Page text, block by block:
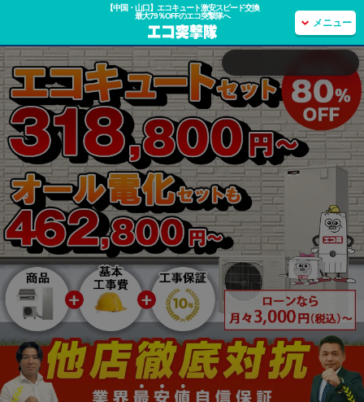
【中国・山口】エコキュート激安スピード交換
最大79％OFFのエコ突撃隊へ
メニュー